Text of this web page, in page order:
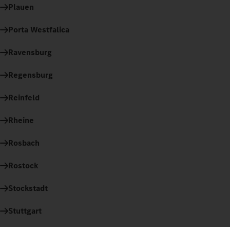
Plauen
Porta Westfalica
Ravensburg
Regensburg
Reinfeld
Rheine
Rosbach
Rostock
Stockstadt
Stuttgart